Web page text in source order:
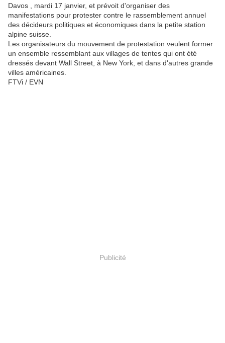
Davos , mardi 17 janvier, et prévoit d'organiser des
manifestations pour protester contre le rassemblement annuel
des décideurs politiques et économiques dans la petite station
alpine suisse.
Les organisateurs du mouvement de protestation veulent former
un ensemble ressemblant aux villages de tentes qui ont été
dressés devant Wall Street, à New York, et dans d'autres grande
villes américaines.
FTVi / EVN
Publicité